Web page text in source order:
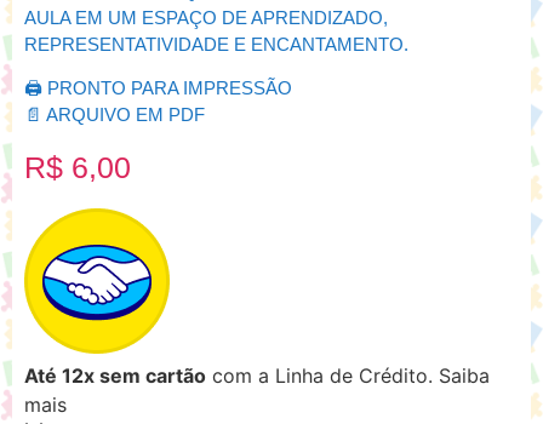
AULA EM UM ESPAÇO DE APRENDIZADO,
REPRESENTATIVIDADE E ENCANTAMENTO.
🖨️ PRONTO PARA IMPRESSÃO
📄 ARQUIVO EM PDF
R$ 6,00
Até 12x sem cartão com a Linha de Crédito. Saiba
mais